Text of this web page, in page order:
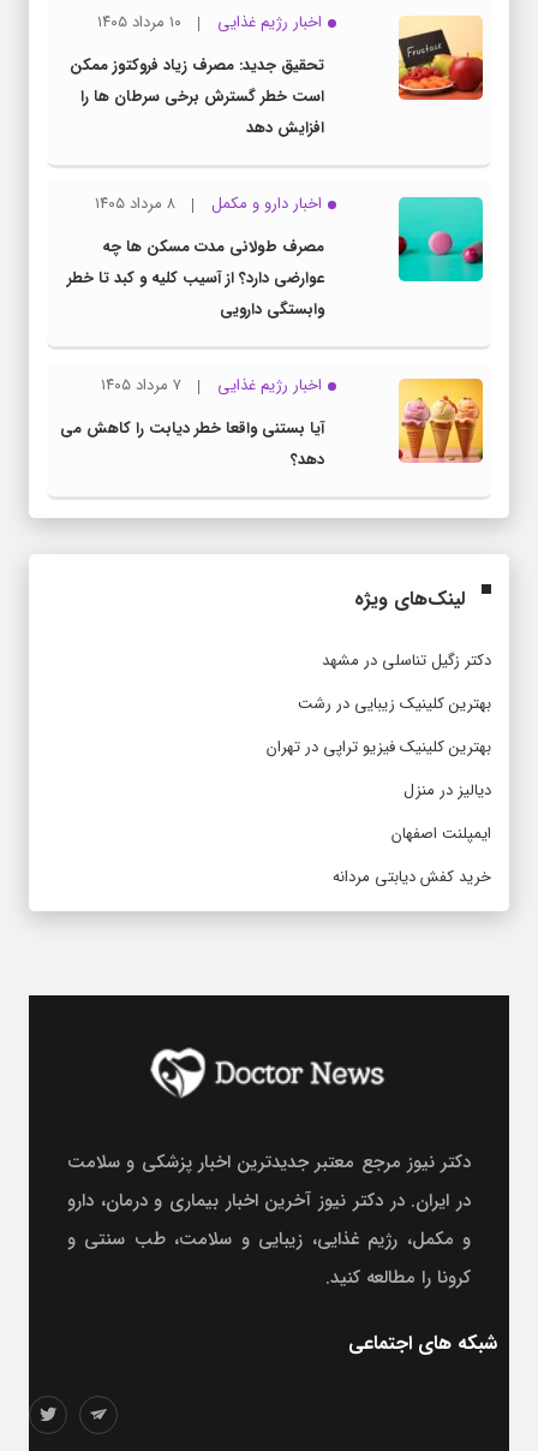
اخبار رژیم غذایی
۱۰ مرداد ۱۴۰۵
تحقیق جدید: مصرف زیاد فروکتوز ممکن
است خطر گسترش برخی سرطان ها را
افزایش دهد
اخبار دارو و مکمل
۸ مرداد ۱۴۰۵
مصرف طولانی مدت مسکن ها چه
عوارضی دارد؟ از آسیب کلیه و کبد تا خطر
وابستگی دارویی
اخبار رژیم غذایی
۷ مرداد ۱۴۰۵
آیا بستنی واقعا خطر دیابت را کاهش می
دهد؟
لینک‌های ویژه
دکتر زگیل تناسلی در مشهد
بهترین کلینیک زیبایی در رشت
بهترین کلینیک فیزیو تراپی در تهران
دیالیز در منزل
ایمپلنت اصفهان
خرید کفش دیابتی مردانه
دکتر نیوز مرجع معتبر جدیدترین اخبار پزشکی و سلامت
در ایران. در دکتر نیوز آخرین اخبار بیماری و درمان، دارو
و مکمل، رژیم غذایی، زیبایی و سلامت، طب سنتی و
کرونا را مطالعه کنید.
شبکه های اجتماعی